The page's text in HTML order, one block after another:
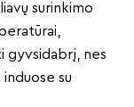
surinkimo
gyvsidabrį, nes
su